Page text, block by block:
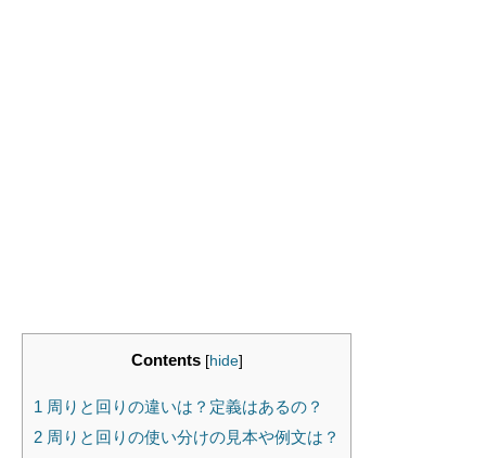
Contents [hide]
1 周りと回りの違いは？定義はあるの？
2 周りと回りの使い分けの見本や例文は？